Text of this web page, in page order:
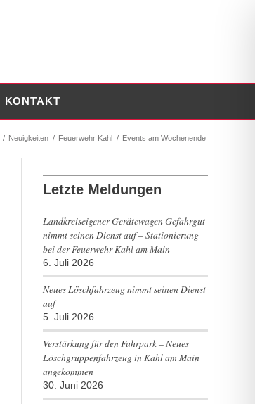
KONTAKT
/ Neuigkeiten / Feuerwehr Kahl / Events am Wochenende
Letzte Meldungen
Landkreiseigener Gerätewagen Gefahrgut
nimmt seinen Dienst auf – Stationierung
bei der Feuerwehr Kahl am Main
6. Juli 2026
Neues Löschfahrzeug nimmt seinen Dienst
auf
5. Juli 2026
Verstärkung für den Fuhrpark – Neues
Löschgruppenfahrzeug in Kahl am Main
angekommen
30. Juni 2026